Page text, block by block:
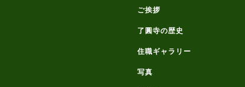
ご挨拶
了圓寺の歴史
住職ギャラリー
写真